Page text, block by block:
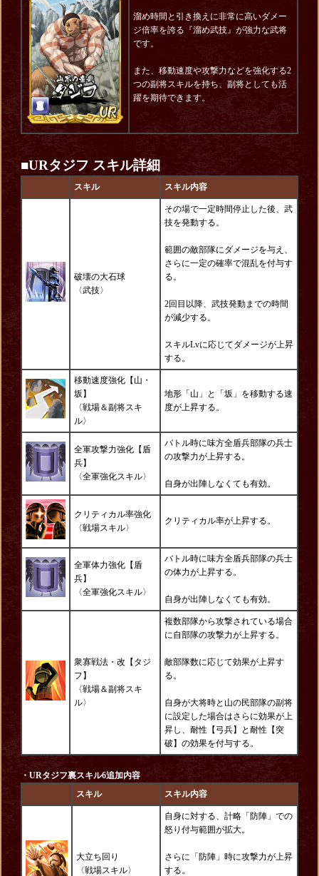
溜め時間と引き換えに非常に高いダメー
ジ倍率を誇る『溜め武技』が強力な武将
です。
また、移動速度や攻撃力などを強化する2
つの副将スキルを持ち、副将としても活
躍を期待できます。
■URタジフ スキル詳細
スキル スキル内容
破壊の大石球
〈武技〉
その場で一定時間停止した後、武
技を発動する。
範囲の敵部隊にダメージを与え、
さらに一定の確率で混乱を付与す
る。
2回目以降、武技発動までの時間
が減少する。
スキルLvに応じてダメージが上昇
する。
移動速度強化【山・
坂】
〈戦場＆副将スキ
ル〉
地形「山」と「坂」を移動する速
度が上昇する。
全軍攻撃力強化【盾
兵】
〈全軍強化スキル〉
バトル時に味方全盾兵部隊の兵士
の攻撃力が上昇する。
自身が出陣しなくても有効。
クリティカル率強化
〈戦場スキル〉
クリティカル率が上昇する。
全軍体力強化【盾
兵】
〈全軍強化スキル〉
バトル時に味方全盾兵部隊の兵士
の体力が上昇する。
自身が出陣しなくても有効。
衆寡戦法・改【タジ
フ】
〈戦場＆副将スキ
ル〉
複数部隊から攻撃されている場合
に自部隊の攻撃力が上昇する。
敵部隊数に応じて効果が上昇す
る。
自身が大将時と山の民部隊の副将
に設定した場合はさらに効果が上
昇し、耐性【弓兵】と耐性【突
破】の効果を付与する。
・URタジフ裏スキル6追加内容
スキル
スキル内容
大立ち回り
〈戦場スキル〉
自身に対する、計略「防陣」での
怒り付与範囲が拡大。
さらに「防陣」時に攻撃力が上昇
する。